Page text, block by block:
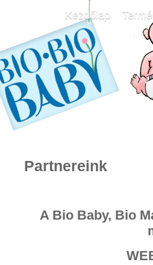
Kezdőlap
Partnereink
A Bio Baby, Bio